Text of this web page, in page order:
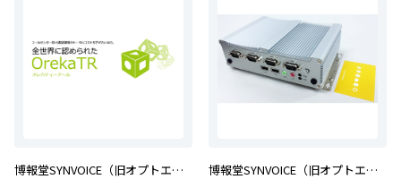
博報堂SYNVOICE（旧オプトエスピー） 博報堂SYNVOICE（旧オプトエスピー）